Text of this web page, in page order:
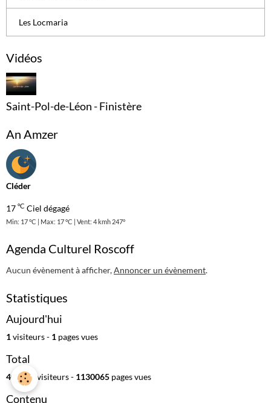
Les Locmaria
Vidéos
Saint-Pol-de-Léon - Finistère
An Amzer
Cléder
17 °C Ciel dégagé
Min: 17 °C | Max: 17 °C | Vent: 4 kmh 247°
Agenda Culturel Roscoff
Aucun évènement à afficher,Annoncer un évènement.
Statistiques
Aujourd'hui
1visiteurs - 1 pages vues
Total
400311 visiteurs - 1130065 pages vues
Contenu